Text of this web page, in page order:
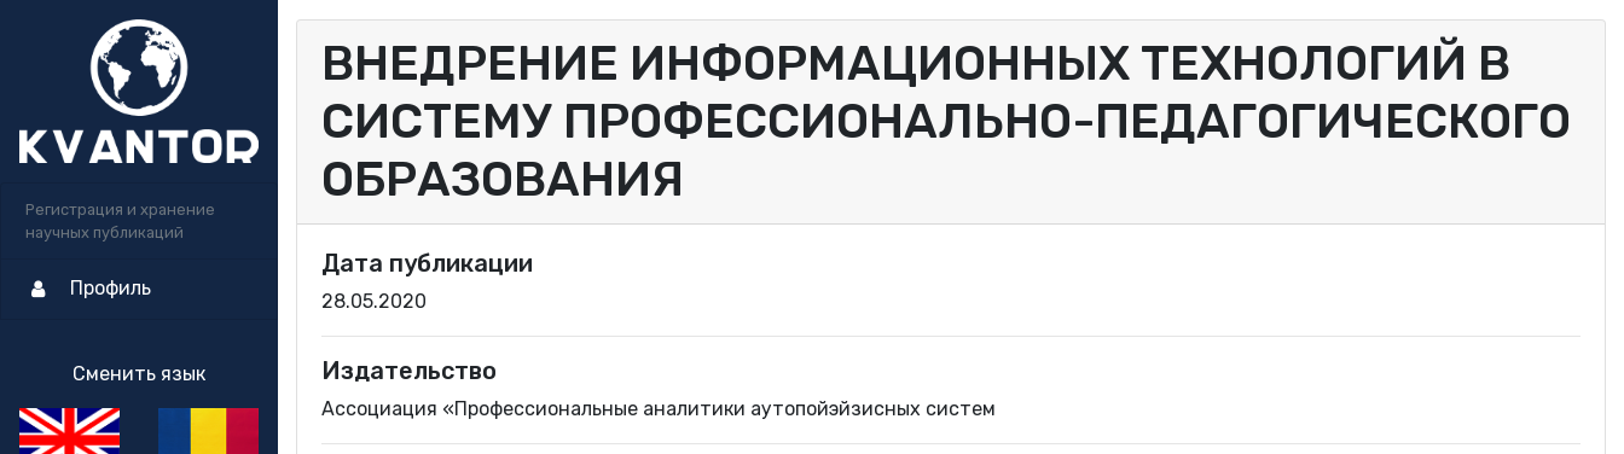
Регистрация и хранение
научных публикаций
Профиль
Сменить язык
ВНЕДРЕНИЕ ИНФОРМАЦИОННЫХ ТЕХНОЛОГИЙ В
СИСТЕМУ ПРОФЕССИОНАЛЬНО-ПЕДАГОГИЧЕСКОГО
ОБРАЗОВАНИЯ
Дата публикации
28.05.2020
Издательство
Ассоциация «Профессиональные аналитики аутопойэйзисных систем